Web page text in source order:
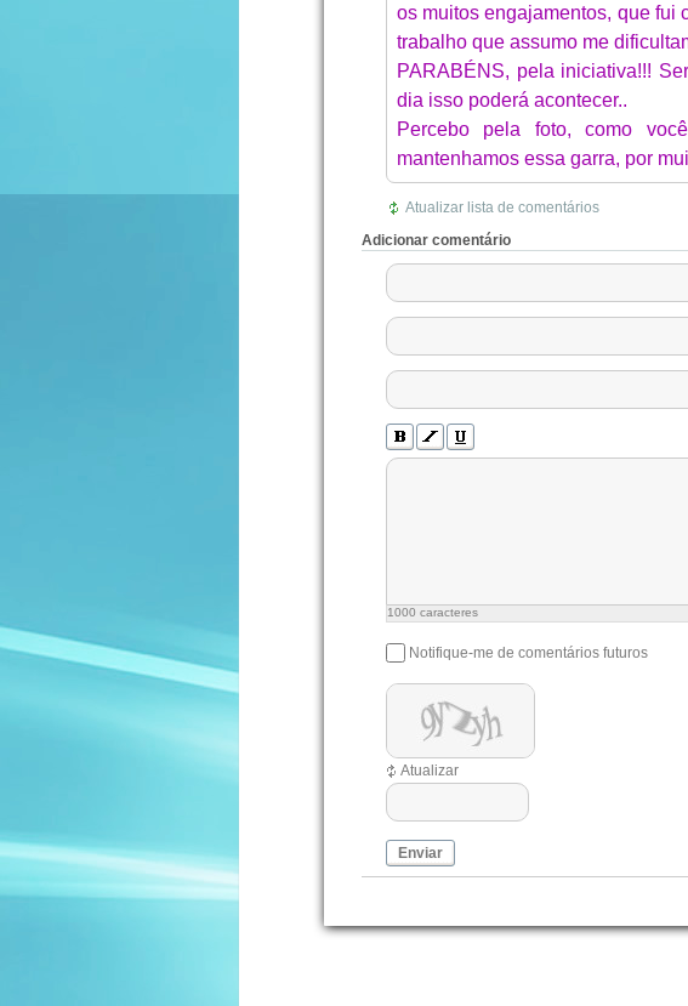
os muitos engajamentos, que fui
trabalho que assumo me
PARABÉNS, pela iniciativa!!!
dia isso poderá acontecer..
Percebo pela foto, como
mantenhamos essa garra, por
Atualizar lista de comentários
Adicionar comentário
1000 caracteres
Notifique-me de comentários futuros
Atualizar
Enviar